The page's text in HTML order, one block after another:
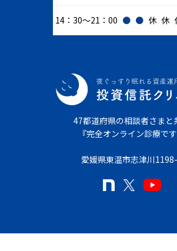
14：30～21：00 ● ● 休 休
47都道府県の相談者さまと
『完全オンライン診療です
愛媛県東温市志津川